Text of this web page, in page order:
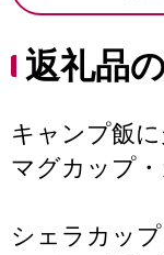
返礼品
キャンプ飯
マグカップ
シェラカッ